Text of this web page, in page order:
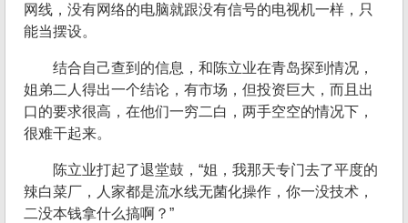
网线，没有网络的电脑就跟没有信号的电视机一样，只
能当摆设。
结合自己查到的信息，和陈立业在青岛探到情况，
姐弟二人得出一个结论，有市场，但投资巨大，而且出
口的要求很高，在他们一穷二白，两手空空的情况下，
很难干起来。
陈立业打起了退堂鼓，“姐，我那天专门去了平度的
辣白菜厂，人家都是流水线无菌化操作，你一没技术，
二没本钱拿什么搞啊？”